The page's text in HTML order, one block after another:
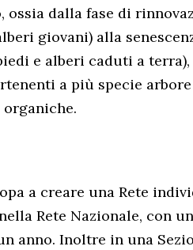
dalla fase di
giovani) alla
e alberi caduti a
a più specie
a creare una Rete
Rete Nazionale, con
anno. Inoltre in una